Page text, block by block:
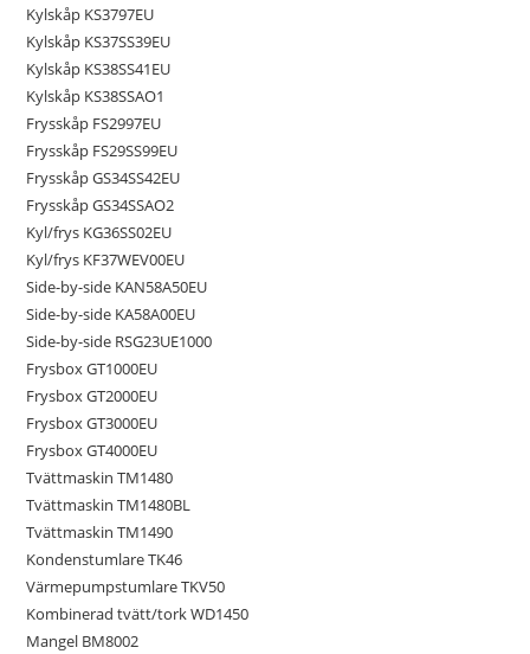
Kylskåp KS3797EU
Kylskåp KS37SS39EU
Kylskåp KS38SS41EU
Kylskåp KS38SSAO1
Frysskåp FS2997EU
Frysskåp FS29SS99EU
Frysskåp GS34SS42EU
Frysskåp GS34SSAO2
Kyl/frys KG36SS02EU
Kyl/frys KF37WEV00EU
Side-by-side KAN58A50EU
Side-by-side KA58A00EU
Side-by-side RSG23UE1000
Frysbox GT1000EU
Frysbox GT2000EU
Frysbox GT3000EU
Frysbox GT4000EU
Tvättmaskin TM1480
Tvättmaskin TM1480BL
Tvättmaskin TM1490
Kondenstumlare TK46
Värmepumpstumlare TKV50
Kombinerad tvätt/tork WD1450
Mangel BM8002